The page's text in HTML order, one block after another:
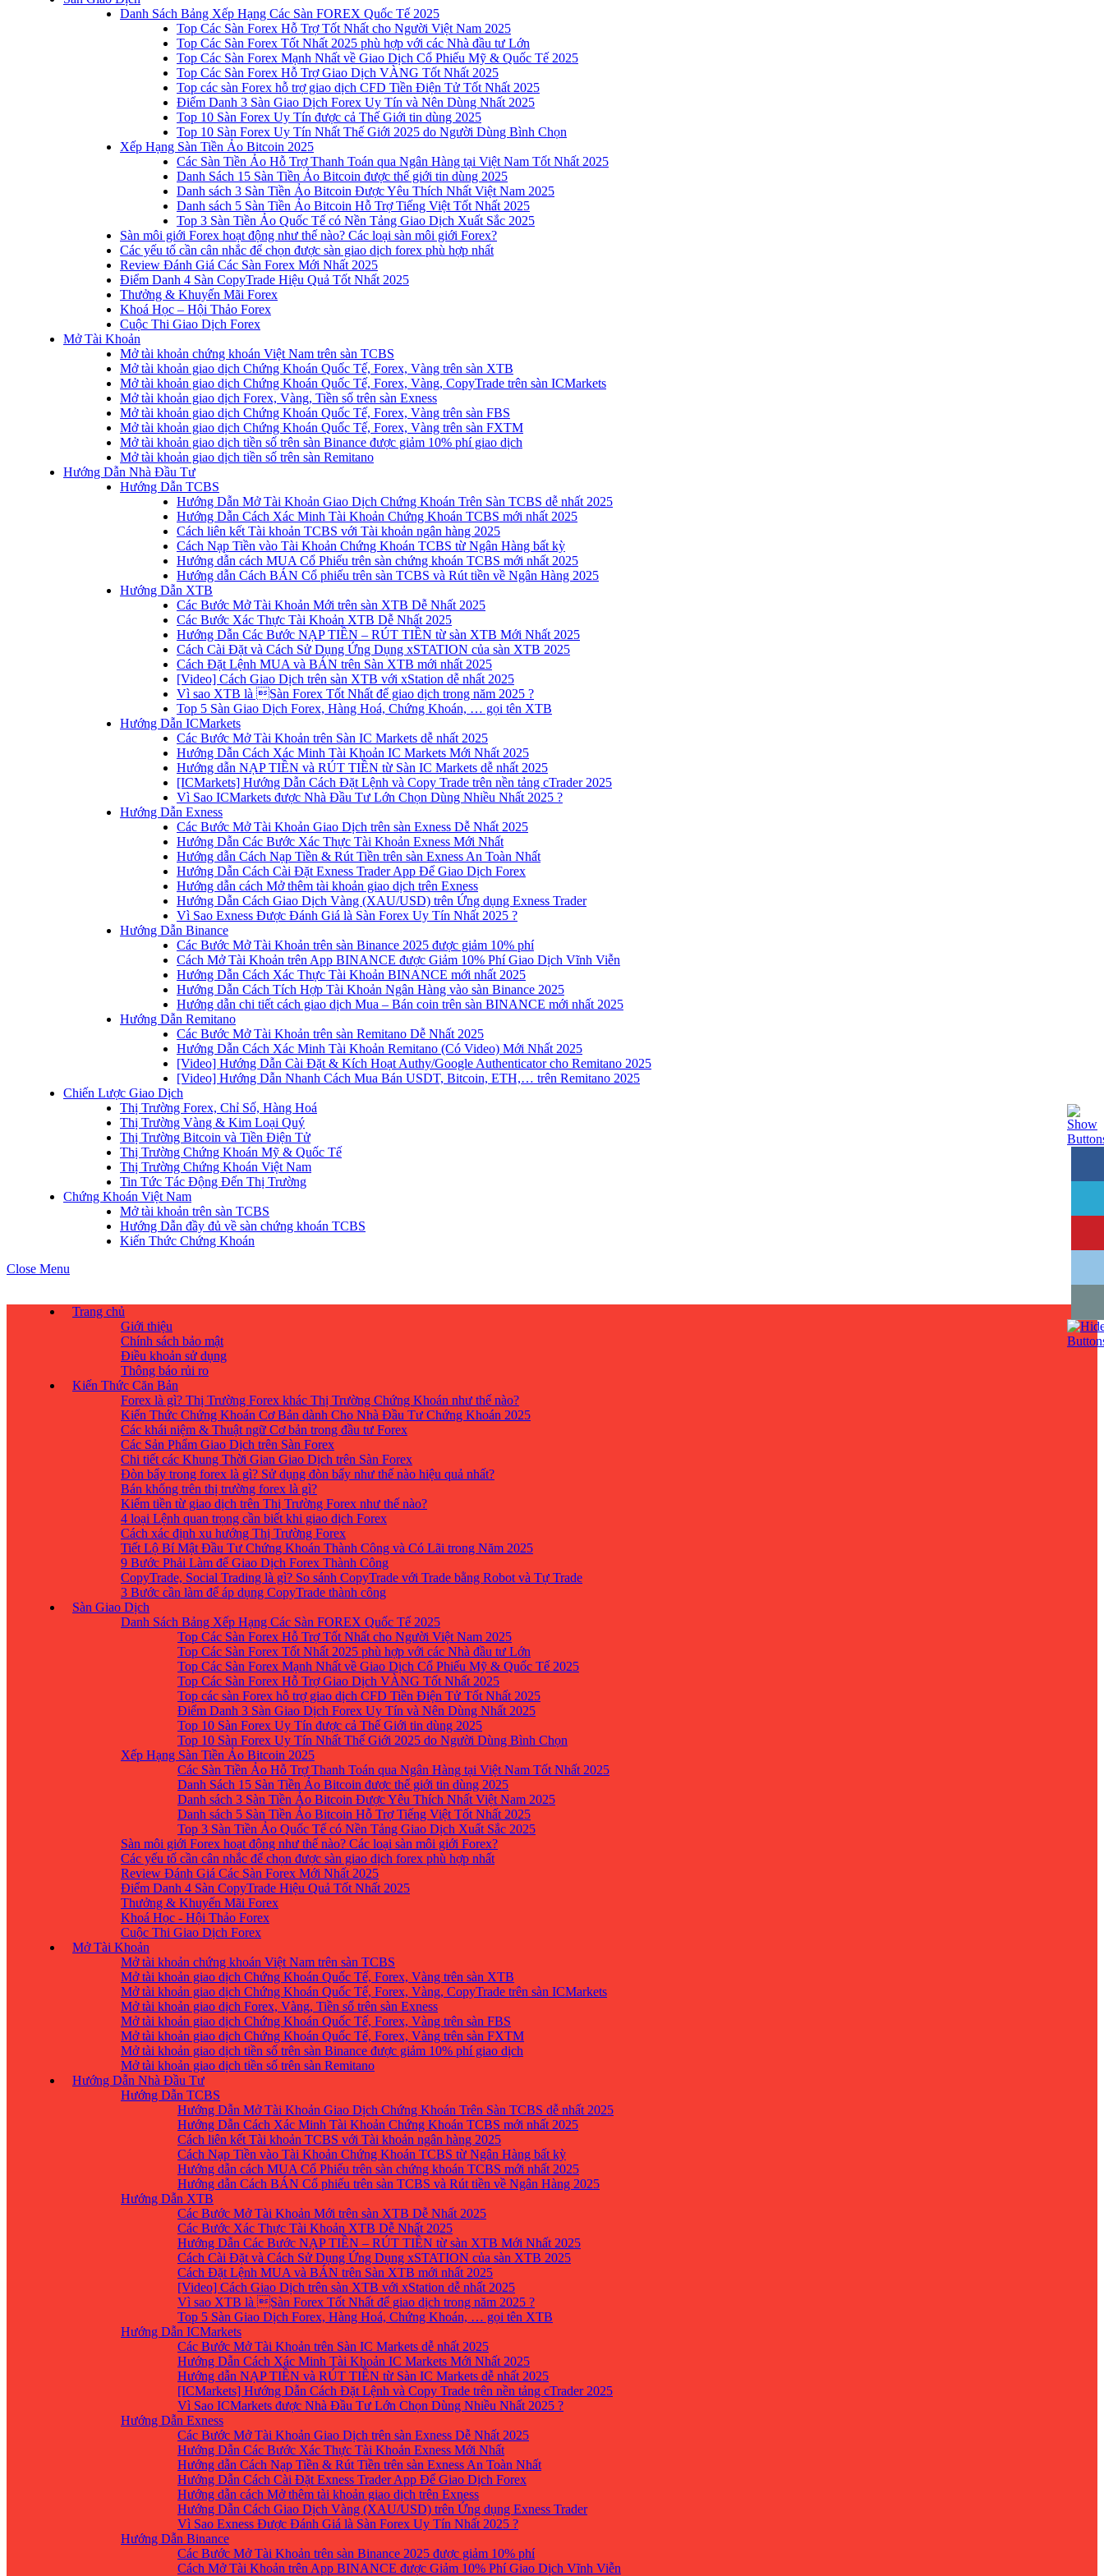
Danh Sách Bảng Xếp Hạng Các Sàn FOREX Quốc Tế 2025
Top Các Sàn Forex Hỗ Trợ Tốt Nhất cho Người Việt Nam 2025
Top Các Sàn Forex Tốt Nhất 2025 phù hợp với các Nhà đầu tư Lớn
Top Các Sàn Forex Mạnh Nhất về Giao Dịch Cổ Phiếu Mỹ & Quốc Tế 2025
Top Các Sàn Forex Hỗ Trợ Giao Dịch VÀNG Tốt Nhất 2025
Top các sàn Forex hỗ trợ giao dịch CFD Tiền Điện Tử Tốt Nhất 2025
Điểm Danh 3 Sàn Giao Dịch Forex Uy Tín và Nên Dùng Nhất 2025
Top 10 Sàn Forex Uy Tín được cả Thế Giới tin dùng 2025
Top 10 Sàn Forex Uy Tín Nhất Thế Giới 2025 do Người Dùng Bình Chọn
Xếp Hạng Sàn Tiền Ảo Bitcoin 2025
Các Sàn Tiền Ảo Hỗ Trợ Thanh Toán qua Ngân Hàng tại Việt Nam Tốt Nhất 2025
Danh Sách 15 Sàn Tiền Ảo Bitcoin được thế giới tin dùng 2025
Danh sách 3 Sàn Tiền Ảo Bitcoin Được Yêu Thích Nhất Việt Nam 2025
Danh sách 5 Sàn Tiền Ảo Bitcoin Hỗ Trợ Tiếng Việt Tốt Nhất 2025
Top 3 Sàn Tiền Ảo Quốc Tế có Nền Tảng Giao Dịch Xuất Sắc 2025
Sàn môi giới Forex hoạt động như thế nào? Các loại sàn môi giới Forex?
Các yếu tố cần cân nhắc để chọn được sàn giao dịch forex phù hợp nhất
Review Đánh Giá Các Sàn Forex Mới Nhất 2025
Điểm Danh 4 Sàn CopyTrade Hiệu Quả Tốt Nhất 2025
Thưởng & Khuyến Mãi Forex
Khoá Học – Hội Thảo Forex
Cuộc Thi Giao Dịch Forex
Mở Tài Khoản
Mở tài khoản chứng khoán Việt Nam trên sàn TCBS
Mở tài khoản giao dịch Chứng Khoán Quốc Tế, Forex, Vàng trên sàn XTB
Mở tài khoản giao dịch Chứng Khoán Quốc Tế, Forex, Vàng, CopyTrade trên sàn ICMarkets
Mở tài khoản giao dịch Forex, Vàng, Tiền số trên sàn Exness
Mở tài khoản giao dịch Chứng Khoán Quốc Tế, Forex, Vàng trên sàn FBS
Mở tài khoản giao dịch Chứng Khoán Quốc Tế, Forex, Vàng trên sàn FXTM
Mở tài khoản giao dịch tiền số trên sàn Binance được giảm 10% phí giao dịch
Mở tài khoản giao dịch tiền số trên sàn Remitano
Hướng Dẫn Nhà Đầu Tư
Hướng Dẫn TCBS
Hướng Dẫn Mở Tài Khoản Giao Dịch Chứng Khoán Trên Sàn TCBS dễ nhất 2025
Hướng Dẫn Cách Xác Minh Tài Khoản Chứng Khoán TCBS mới nhất 2025
Cách liên kết Tài khoản TCBS với Tài khoản ngân hàng 2025
Cách Nạp Tiền vào Tài Khoản Chứng Khoán TCBS từ Ngân Hàng bất kỳ
Hướng dẫn cách MUA Cổ Phiếu trên sàn chứng khoán TCBS mới nhất 2025
Hướng dẫn Cách BÁN Cổ phiếu trên sàn TCBS và Rút tiền về Ngân Hàng 2025
Hướng Dẫn XTB
Các Bước Mở Tài Khoản Mới trên sàn XTB Dễ Nhất 2025
Các Bước Xác Thực Tài Khoản XTB Dễ Nhất 2025
Hướng Dẫn Các Bước NẠP TIỀN – RÚT TIỀN từ sàn XTB Mới Nhất 2025
Cách Cài Đặt và Cách Sử Dụng Ứng Dụng xSTATION của sàn XTB 2025
Cách Đặt Lệnh MUA và BÁN trên Sàn XTB mới nhất 2025
[Video] Cách Giao Dịch trên sàn XTB với xStation dễ nhất 2025
Vì sao XTB là Sàn Forex Tốt Nhất để giao dịch trong năm 2025 ?
Top 5 Sàn Giao Dịch Forex, Hàng Hoá, Chứng Khoán, … gọi tên XTB
Hướng Dẫn ICMarkets
Các Bước Mở Tài Khoản trên Sàn IC Markets dễ nhất 2025
Hướng Dẫn Cách Xác Minh Tài Khoản IC Markets Mới Nhất 2025
Hướng dẫn NẠP TIỀN và RÚT TIỀN từ Sàn IC Markets dễ nhất 2025
[ICMarkets] Hướng Dẫn Cách Đặt Lệnh và Copy Trade trên nền tảng cTrader 2025
Vì Sao ICMarkets được Nhà Đầu Tư Lớn Chọn Dùng Nhiều Nhất 2025 ?
Hướng Dẫn Exness
Các Bước Mở Tài Khoản Giao Dịch trên sàn Exness Dễ Nhất 2025
Hướng Dẫn Các Bước Xác Thực Tài Khoản Exness Mới Nhất
Hướng dẫn Cách Nạp Tiền & Rút Tiền trên sàn Exness An Toàn Nhất
Hướng Dẫn Cách Cài Đặt Exness Trader App Để Giao Dịch Forex
Hướng dẫn cách Mở thêm tài khoản giao dịch trên Exness
Hướng Dẫn Cách Giao Dịch Vàng (XAU/USD) trên Ứng dụng Exness Trader
Vì Sao Exness Được Đánh Giá là Sàn Forex Uy Tín Nhất 2025 ?
Hướng Dẫn Binance
Các Bước Mở Tài Khoản trên sàn Binance 2025 được giảm 10% phí
Cách Mở Tài Khoản trên App BINANCE được Giảm 10% Phí Giao Dịch Vĩnh Viễn
Hướng Dẫn Cách Xác Thực Tài Khoản BINANCE mới nhất 2025
Hướng Dẫn Cách Tích Hợp Tài Khoản Ngân Hàng vào sàn Binance 2025
Hướng dẫn chi tiết cách giao dịch Mua – Bán coin trên sàn BINANCE mới nhất 2025
Hướng Dẫn Remitano
Các Bước Mở Tài Khoản trên sàn Remitano Dễ Nhất 2025
Hướng Dẫn Cách Xác Minh Tài Khoản Remitano (Có Video) Mới Nhất 2025
[Video] Hướng Dẫn Cài Đặt & Kích Hoạt Authy/Google Authenticator cho Remitano 2025
[Video] Hướng Dẫn Nhanh Cách Mua Bán USDT, Bitcoin, ETH,… trên Remitano 2025
Chiến Lược Giao Dịch
Thị Trường Forex, Chỉ Số, Hàng Hoá
Thị Trường Vàng & Kim Loại Quý
Thị Trường Bitcoin và Tiền Điện Tử
Thị Trường Chứng Khoán Mỹ & Quốc Tế
Thị Trường Chứng Khoán Việt Nam
Tin Tức Tác Động Đến Thị Trường
Chứng Khoán Việt Nam
Mở tài khoản trên sàn TCBS
Hướng Dẫn đầy đủ về sàn chứng khoán TCBS
Kiến Thức Chứng Khoán
Close Menu
Trang chủ
Giới thiệu
Chính sách bảo mật
Điều khoản sử dụng
Thông báo rủi ro
Kiến Thức Căn Bản
Forex là gì? Thị Trường Forex khác Thị Trường Chứng Khoán như thế nào?
Kiến Thức Chứng Khoán Cơ Bản dành Cho Nhà Đầu Tư Chứng Khoán 2025
Các khái niệm & Thuật ngữ Cơ bản trong đầu tư Forex
Các Sản Phẩm Giao Dịch trên Sàn Forex
Chi tiết các Khung Thời Gian Giao Dịch trên Sàn Forex
Đòn bẩy trong forex là gì? Sử dụng đòn bẩy như thế nào hiệu quả nhất?
Bán khống trên thị trường forex là gì?
Kiếm tiền từ giao dịch trên Thị Trường Forex như thế nào?
4 loại Lệnh quan trọng cần biết khi giao dịch Forex
Cách xác định xu hướng Thị Trường Forex
Tiết Lộ Bí Mật Đầu Tư Chứng Khoán Thành Công và Có Lãi trong Năm 2025
9 Bước Phải Làm để Giao Dịch Forex Thành Công
CopyTrade, Social Trading là gì? So sánh CopyTrade với Trade bằng Robot và Tự Trade
3 Bước cần làm để áp dụng CopyTrade thành công
Sàn Giao Dịch
Danh Sách Bảng Xếp Hạng Các Sàn FOREX Quốc Tế 2025
Top Các Sàn Forex Hỗ Trợ Tốt Nhất cho Người Việt Nam 2025
Top Các Sàn Forex Tốt Nhất 2025 phù hợp với các Nhà đầu tư Lớn
Top Các Sàn Forex Mạnh Nhất về Giao Dịch Cổ Phiếu Mỹ & Quốc Tế 2025
Top Các Sàn Forex Hỗ Trợ Giao Dịch VÀNG Tốt Nhất 2025
Top các sàn Forex hỗ trợ giao dịch CFD Tiền Điện Tử Tốt Nhất 2025
Điểm Danh 3 Sàn Giao Dịch Forex Uy Tín và Nên Dùng Nhất 2025
Top 10 Sàn Forex Uy Tín được cả Thế Giới tin dùng 2025
Top 10 Sàn Forex Uy Tín Nhất Thế Giới 2025 do Người Dùng Bình Chọn
Xếp Hạng Sàn Tiền Ảo Bitcoin 2025
Các Sàn Tiền Ảo Hỗ Trợ Thanh Toán qua Ngân Hàng tại Việt Nam Tốt Nhất 2025
Danh Sách 15 Sàn Tiền Ảo Bitcoin được thế giới tin dùng 2025
Danh sách 3 Sàn Tiền Ảo Bitcoin Được Yêu Thích Nhất Việt Nam 2025
Danh sách 5 Sàn Tiền Ảo Bitcoin Hỗ Trợ Tiếng Việt Tốt Nhất 2025
Top 3 Sàn Tiền Ảo Quốc Tế có Nền Tảng Giao Dịch Xuất Sắc 2025
Sàn môi giới Forex hoạt động như thế nào? Các loại sàn môi giới Forex?
Các yếu tố cần cân nhắc để chọn được sàn giao dịch forex phù hợp nhất
Review Đánh Giá Các Sàn Forex Mới Nhất 2025
Điểm Danh 4 Sàn CopyTrade Hiệu Quả Tốt Nhất 2025
Thưởng & Khuyến Mãi Forex
Khoá Học - Hội Thảo Forex
Cuộc Thi Giao Dịch Forex
Mở Tài Khoản
Mở tài khoản chứng khoán Việt Nam trên sàn TCBS
Mở tài khoản giao dịch Chứng Khoán Quốc Tế, Forex, Vàng trên sàn XTB
Mở tài khoản giao dịch Chứng Khoán Quốc Tế, Forex, Vàng, CopyTrade trên sàn ICMarkets
Mở tài khoản giao dịch Forex, Vàng, Tiền số trên sàn Exness
Mở tài khoản giao dịch Chứng Khoán Quốc Tế, Forex, Vàng trên sàn FBS
Mở tài khoản giao dịch Chứng Khoán Quốc Tế, Forex, Vàng trên sàn FXTM
Mở tài khoản giao dịch tiền số trên sàn Binance được giảm 10% phí giao dịch
Mở tài khoản giao dịch tiền số trên sàn Remitano
Hướng Dẫn Nhà Đầu Tư
Hướng Dẫn TCBS
Hướng Dẫn Mở Tài Khoản Giao Dịch Chứng Khoán Trên Sàn TCBS dễ nhất 2025
Hướng Dẫn Cách Xác Minh Tài Khoản Chứng Khoán TCBS mới nhất 2025
Cách liên kết Tài khoản TCBS với Tài khoản ngân hàng 2025
Cách Nạp Tiền vào Tài Khoản Chứng Khoán TCBS từ Ngân Hàng bất kỳ
Hướng dẫn cách MUA Cổ Phiếu trên sàn chứng khoán TCBS mới nhất 2025
Hướng dẫn Cách BÁN Cổ phiếu trên sàn TCBS và Rút tiền về Ngân Hàng 2025
Hướng Dẫn XTB
Các Bước Mở Tài Khoản Mới trên sàn XTB Dễ Nhất 2025
Các Bước Xác Thực Tài Khoản XTB Dễ Nhất 2025
Hướng Dẫn Các Bước NẠP TIỀN – RÚT TIỀN từ sàn XTB Mới Nhất 2025
Cách Cài Đặt và Cách Sử Dụng Ứng Dụng xSTATION của sàn XTB 2025
Cách Đặt Lệnh MUA và BÁN trên Sàn XTB mới nhất 2025
[Video] Cách Giao Dịch trên sàn XTB với xStation dễ nhất 2025
Vì sao XTB là Sàn Forex Tốt Nhất để giao dịch trong năm 2025 ?
Top 5 Sàn Giao Dịch Forex, Hàng Hoá, Chứng Khoán, … gọi tên XTB
Hướng Dẫn ICMarkets
Các Bước Mở Tài Khoản trên Sàn IC Markets dễ nhất 2025
Hướng Dẫn Cách Xác Minh Tài Khoản IC Markets Mới Nhất 2025
Hướng dẫn NẠP TIỀN và RÚT TIỀN từ Sàn IC Markets dễ nhất 2025
[ICMarkets] Hướng Dẫn Cách Đặt Lệnh và Copy Trade trên nền tảng cTrader 2025
Vì Sao ICMarkets được Nhà Đầu Tư Lớn Chọn Dùng Nhiều Nhất 2025 ?
Hướng Dẫn Exness
Các Bước Mở Tài Khoản Giao Dịch trên sàn Exness Dễ Nhất 2025
Hướng Dẫn Các Bước Xác Thực Tài Khoản Exness Mới Nhất
Hướng dẫn Cách Nạp Tiền & Rút Tiền trên sàn Exness An Toàn Nhất
Hướng Dẫn Cách Cài Đặt Exness Trader App Để Giao Dịch Forex
Hướng dẫn cách Mở thêm tài khoản giao dịch trên Exness
Hướng Dẫn Cách Giao Dịch Vàng (XAU/USD) trên Ứng dụng Exness Trader
Vì Sao Exness Được Đánh Giá là Sàn Forex Uy Tín Nhất 2025 ?
Hướng Dẫn Binance
Các Bước Mở Tài Khoản trên sàn Binance 2025 được giảm 10% phí
Cách Mở Tài Khoản trên App BINANCE được Giảm 10% Phí Giao Dịch Vĩnh Viễn